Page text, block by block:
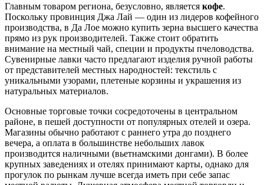
Главным товаром региона, безусловно, является кофе.
Поскольку провинция Джа Лай — один из лидеров кофейного
производства, в Да Лое можно купить зерна высшего качества
прямо из рук производителей. Также стоит обратить
внимание на местный чай, специи и продукты пчеловодства.
Сувенирные лавки часто предлагают изделия ручной работы
от представителей местных народностей: текстиль с
уникальными узорами, плетеные корзины и украшения из
натуральных материалов.
Основные торговые точки сосредоточены в центральном
районе, в пешей доступности от популярных отелей и озера.
Магазины обычно работают с раннего утра до позднего
вечера, а оплата в большинстве небольших лавок
производится наличными (вьетнамскими донгами). В более
крупных заведениях и отелях принимают карты, однако для
прогулок по рынкам лучше всегда иметь при себе запас